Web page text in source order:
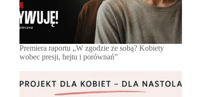
Premiera raportu „W zgodzie ze sobą? Kobiety
wobec presji, hejtu i porównań”